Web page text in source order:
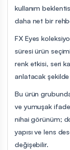
kullanım
daha net bir
FX Eyes
süresi ürün
renk etkisi, seri
anlatacak şekilde
Bu ürün
ve yumuşak
nihai görünüm;
yapısı ve lens
değişebilir.